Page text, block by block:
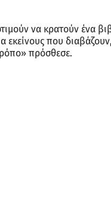
να κρατούν ένα
που
πρόσθεσε.